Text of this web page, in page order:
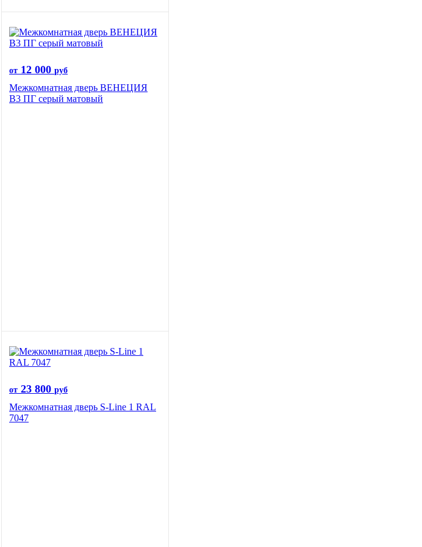
от 12 000 руб
Межкомнатная дверь ВЕНЕЦИЯ
B3 ПГ серый матовый
от 23 800 руб
Межкомнатная дверь S-Line 1 RAL
7047